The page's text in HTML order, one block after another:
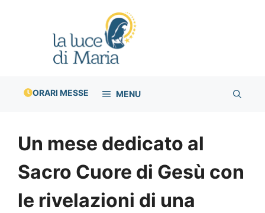
ORARI MESSE MENU
Un mese dedicato al
Sacro Cuore di Gesù con
le rivelazioni di una